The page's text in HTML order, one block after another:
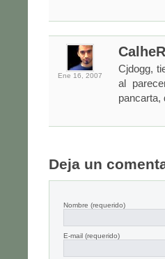
Ene 16, 2007
CalheR
Cjdogg,
al
pancarta,
Deja un
Nombre (requerido)
E-mail (requerido)